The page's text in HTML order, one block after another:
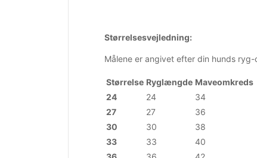
Størrelsesvejledning:
Målene er angivet efter din hunds
Størrelse Ryglængde Maveomkreds
24
24
34
27
27
36
30
30
38
33
33
40